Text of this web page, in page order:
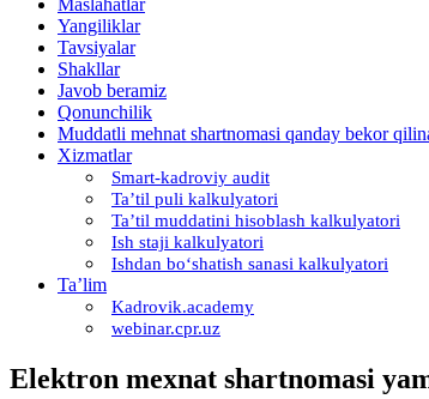
Maslahatlar
Yangiliklar
Tavsiyalar
Shakllar
Javob beramiz
Qonunchilik
Muddatli mehnat shartnomasi qanday bekor
Xizmatlar
Smart-kadroviy audit
Ta’til puli kalkulyatori
Ta’til muddatini hisoblash kalkulyatori
Ish staji kalkulyatori
Ishdan boʻshatish sanasi kalkulyatori
Ta’lim
Kadrovik.academy
webinar.cpr.uz
Elektron meхnat shartnomasi